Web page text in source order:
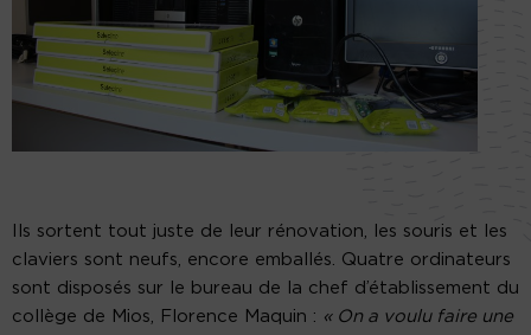
Ils sortent tout juste de leur rénovation, les souris et les
claviers sont neufs, encore emballés. Quatre ordinateurs
sont disposés sur le bureau de la chef d’établissement du
collège de Mios, Florence Maquin : « On a voulu faire une